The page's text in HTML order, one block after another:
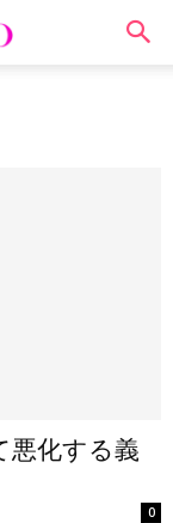
悪化する義
0